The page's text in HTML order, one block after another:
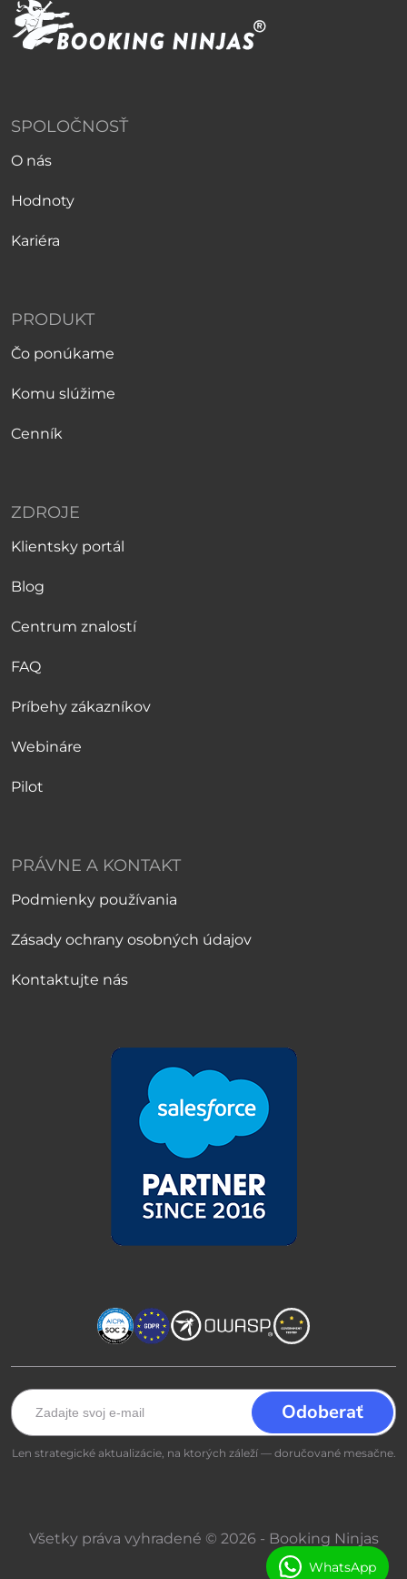
SPOLOČNOSŤ
O nás
Hodnoty
Kariéra
PRODUKT
Čo ponúkame
Komu slúžime
Cenník
ZDROJE
Klientsky portál
Blog
Centrum znalostí
FAQ
Príbehy zákazníkov
Webináre
Pilot
PRÁVNE A KONTAKT
Podmienky používania
Zásady ochrany osobných údajov
Kontaktujte nás
Len strategické aktualizácie, na ktorých záleží — doručované mesačne.
Všetky práva vyhradené © 2026 - Booking Ninjas
WhatsApp